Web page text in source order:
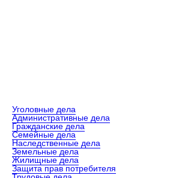
Уголовные дела
Административные дела
Гражданские дела
Семейные дела
Наследственные дела
Земельные дела
Жилищные дела
Защита прав потребителя